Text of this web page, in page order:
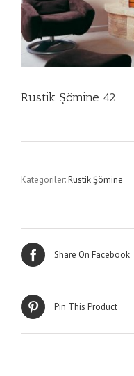
Rustik Şömine 42
Kategoriler:Rustik Şömine
Share On Facebook
Pin This Product